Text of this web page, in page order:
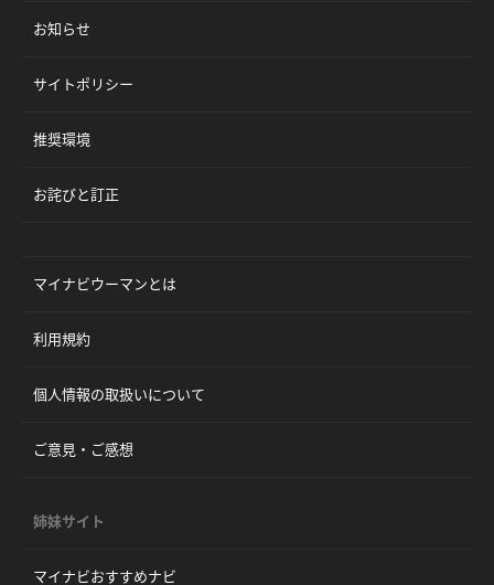
お知らせ
サイトポリシー
推奨環境
お詫びと訂正
マイナビウーマンとは
利用規約
個人情報の取扱いについて
ご意見・ご感想
姉妹サイト
マイナビおすすめナビ